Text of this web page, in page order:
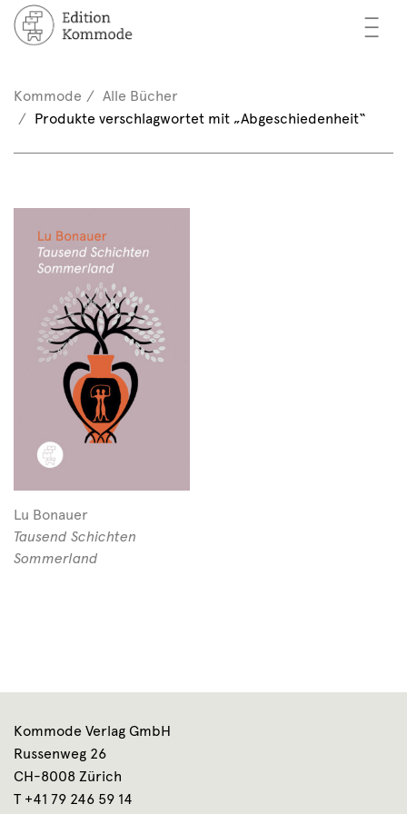
—
—
—
/ Registrieren
(0)
Kommode
Alle Bücher
Produkte verschlagwortet mit „Abgeschiedenheit“
Lu Bonauer
Tausend Schichten
Sommerland
Kommode Verlag GmbH
Russenweg 26
CH-8008 Zürich
T +41 79 246 59 14